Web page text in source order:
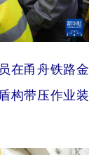
在甬舟铁路金
构带压作业装